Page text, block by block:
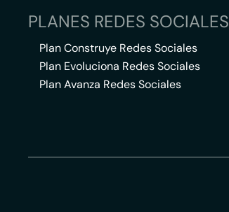
PLANES REDES SOCIALES
Plan Construye Redes Sociales
Plan Evoluciona Redes Sociales
Plan Avanza Redes Sociales